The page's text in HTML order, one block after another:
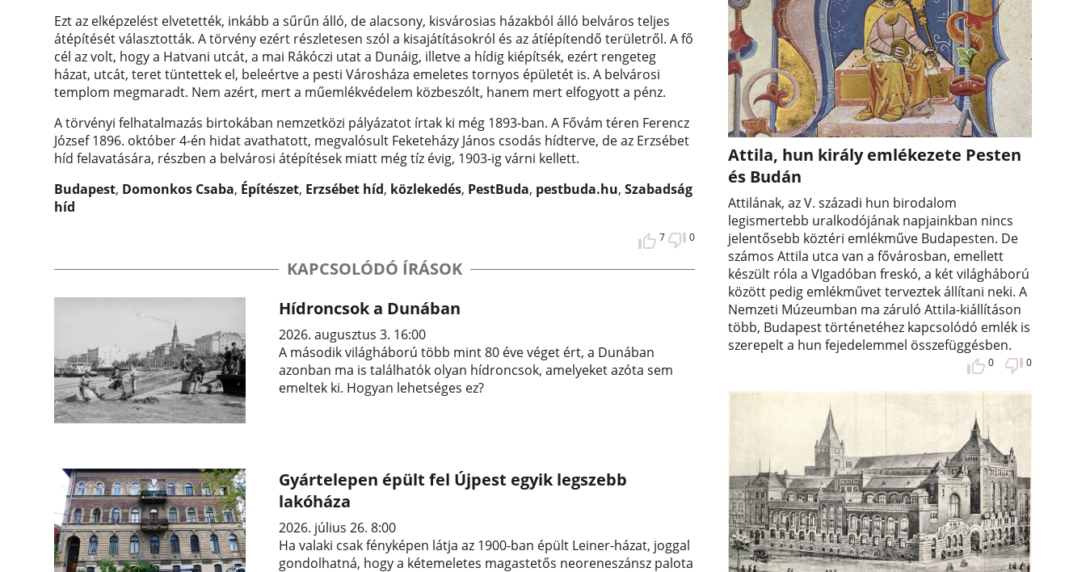
Ezt az elképzelést elvetették, inkább a sűrűn álló, de alacsony, kisvárosias házakból álló belváros teljes
átépítését választották. A törvény ezért részletesen szól a kisajátításokról és az átíépítendő területről. A fő
cél az volt, hogy a Hatvani utcát, a mai Rákóczi utat a Dunáig, illetve a hídig kiépítsék, ezért rengeteg
házat, utcát, teret tüntettek el, beleértve a pesti Városháza emeletes tornyos épületét is. A belvárosi
templom megmaradt. Nem azért, mert a műemlékvédelem közbeszólt, hanem mert elfogyott a pénz.
A törvényi felhatalmazás birtokában nemzetközi pályázatot írtak ki még 1893-ban. A Fővám téren Ferencz
József 1896. október 4-én hidat avathatott, megvalósult Feketeházy János csodás hídterve, de az Erzsébet
híd felavatására, részben a belvárosi átépítések miatt még tíz évig, 1903-ig várni kellett.
Budapest, Domonkos Csaba, Építészet, Erzsébet híd, közlekedés, PestBuda, pestbuda.hu,Szabadság
híd
7 0
KAPCSOLÓDÓ ÍRÁSOK
Hídroncsok a Dunában
2026. augusztus 3. 16:00
A második világháború több mint 80 éve véget ért, a Dunában
azonban ma is találhatók olyan hídroncsok, amelyeket azóta sem
emeltek ki. Hogyan lehetséges ez?
Gyártelepen épült fel Újpest egyik legszebb
lakóháza
2026. július 26. 8:00
Ha valaki csak fényképen látja az 1900-ban épült Leiner-házat, joggal
gondolhatná, hogy a kétemeletes magastetős neoreneszánsz palota
Attila, hun király emlékezete Pesten
és Budán
Attilának, az V. századi hun birodalom
legismertebb uralkodójának napjainkban nincs
jelentősebb köztéri emlékműve Budapesten. De
számos Attila utca van a fővárosban, emellett
készült róla a VIgadóban freskó, a két világháború
között pedig emlékművet terveztek állítani neki. A
Nemzeti Múzeumban ma záruló Attila-kiállításon
több, Budapest történetéhez kapcsolódó emlék is
szerepelt a hun fejedelemmel összefüggésben.
0 0